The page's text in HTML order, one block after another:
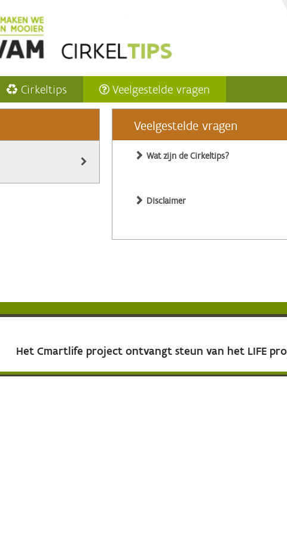
Cirkeltips Veelgestelde vragen
Veelgestelde vragen
Wat zijn de Cirkeltips?
Disclaimer
Het Cmartlife project ontvangt steun van het LIFE